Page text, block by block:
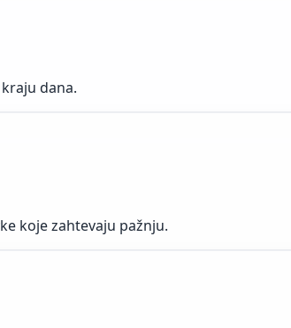
dana.
koje zahtevaju pažnju.